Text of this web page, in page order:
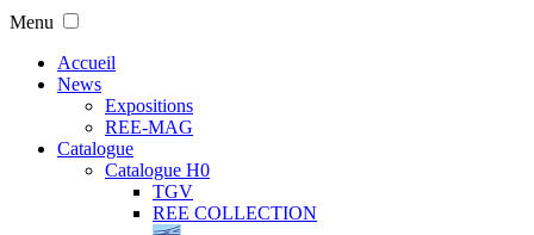
Menu
Accueil
News
Expositions
REE-MAG
Catalogue
Catalogue H0
TGV
REE COLLECTION